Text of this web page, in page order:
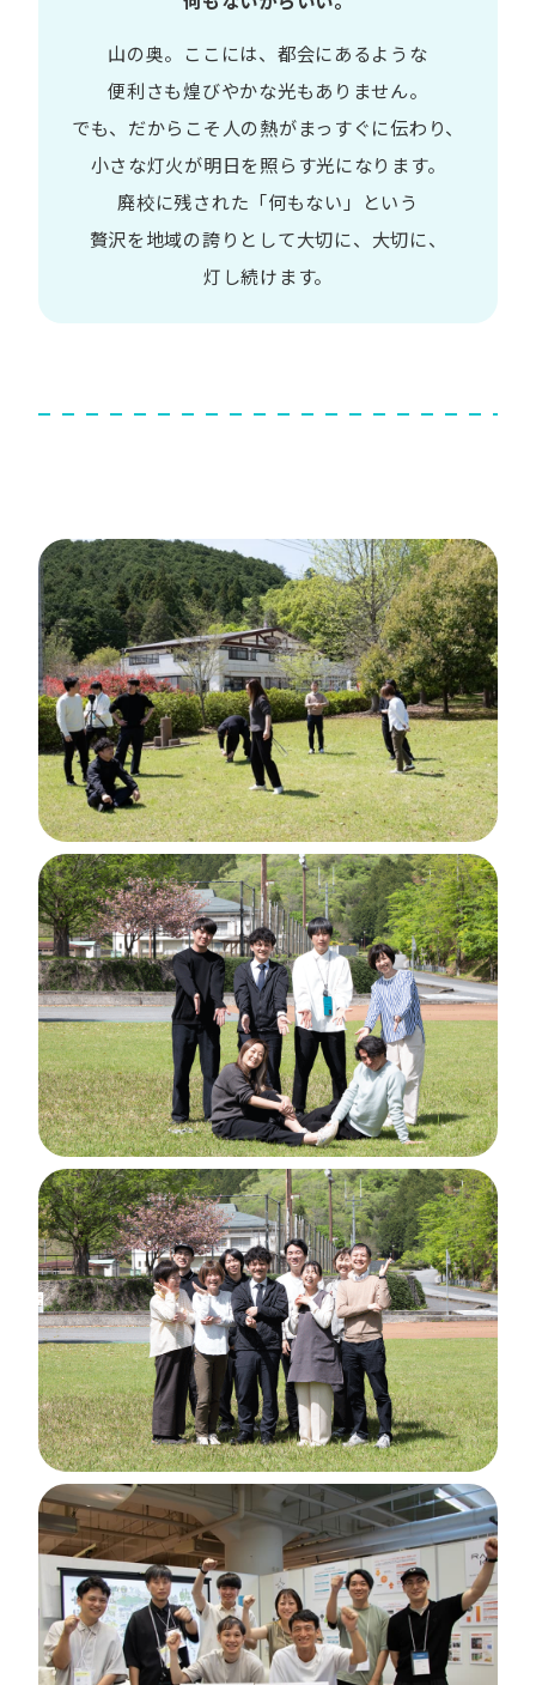
山の​奥。​ここには、​都会に​あるような​
便利さも煌びやかな​光も​ありません。​
でも、​だから​こそ 人の​熱が​まっすぐに​伝わり、
小さな​灯火が​明日を​照らす光に​なります。
廃校に​残された​「何も​ない」と​いう​
贅沢を地域の​誇りと​して大切に、​大切に、​
灯し続けます。​